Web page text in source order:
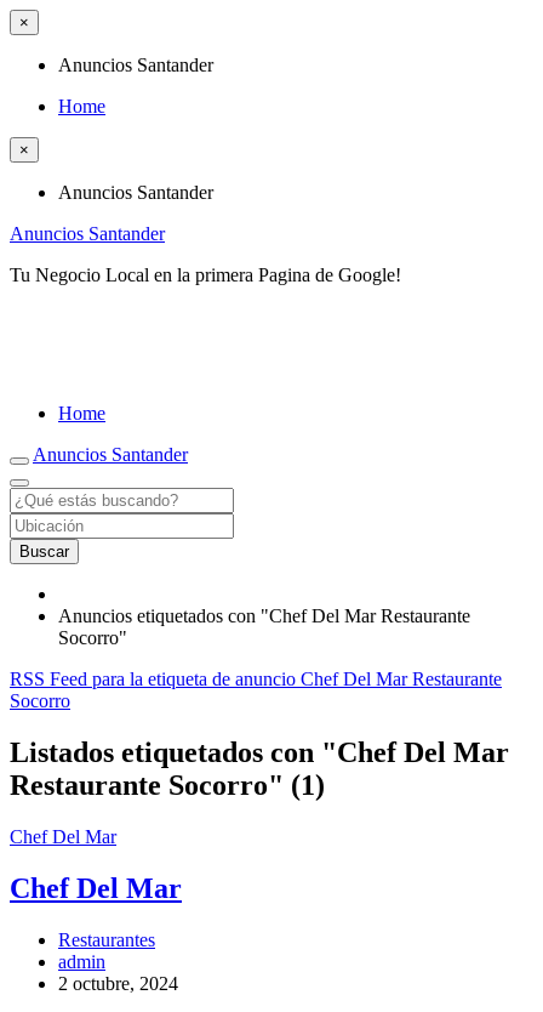
×
Anuncios Santander
Home
×
Anuncios Santander
Anuncios Santander
Tu Negocio Local en la primera Pagina de Google!
Home
Anuncios Santander
Buscar
Anuncios etiquetados con "Chef Del Mar Restaurante
Socorro"
RSS Feed para la etiqueta de anuncio Chef Del Mar Restaurante
Socorro
Listados etiquetados con "Chef Del Mar
Restaurante Socorro" (1)
Chef Del Mar
Chef Del Mar
Restaurantes
admin
2 octubre, 2024